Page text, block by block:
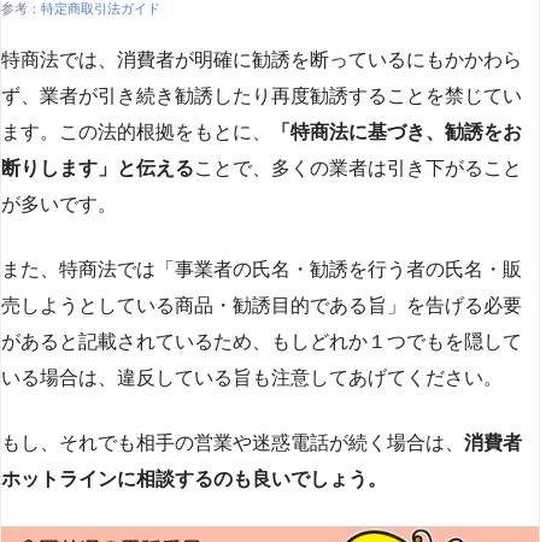
参考： 特定商取引法ガイド
特商法では、消費者が明確に勧誘を断っているにもかかわら
ず、業者が引き続き勧誘したり再度勧誘することを禁じてい
ます。この法的根拠をもとに、
「特商法に基づき、勧誘をお
断りします」と伝えることで、多くの業者は引き下がること
が多いです​​。
また、特商法では「事業者の氏名・勧誘を行う者の氏名・販
売しようとしている商品・勧誘目的である旨」を告げる必要
があると記載されているため、もしどれか１つでもを隠して
いる場合は、違反している旨も注意してあげてください。
もし、それでも相手の営業や迷惑電話が続く場合は、 消費者
ホットラインに相談するのも良いでしょう。